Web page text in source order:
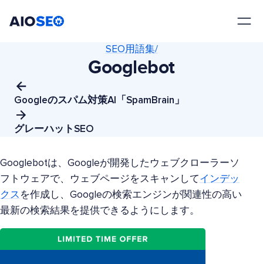
Googleのスパム対策AI「SpamBrain」
SEO用語集/
Googlebot
グレーハットSEO
Googlebotは、Googleが開発したウェブクローラーソ
フトウェアで、ウェブページをスキャンしてインデッ
クス を作成し、Googleの検索エンジンが関連性の高い
最新の検索結果を提供できるようにします。